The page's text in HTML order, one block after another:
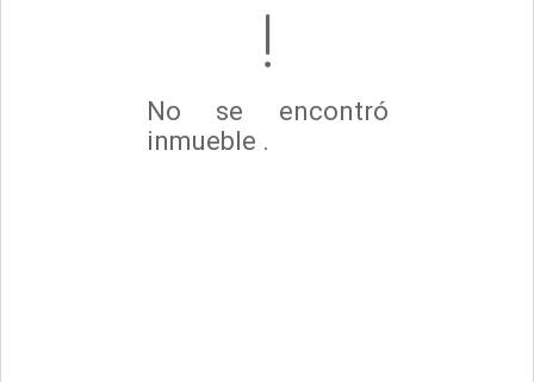
No se encontró
inmueble .